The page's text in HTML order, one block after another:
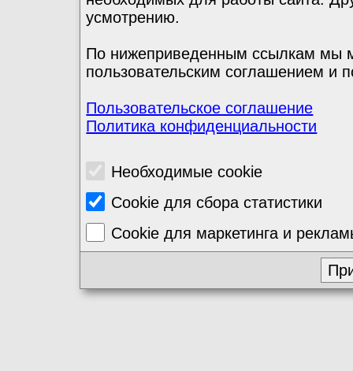
усмотрению.
По нижеприведенным ссылкам мы
пользовательским соглашением и
Пользовательское соглашение
Политика конфиденциальности
Необходимые cookie
Cookie для сбора статистики
Cookie для маркетинга и